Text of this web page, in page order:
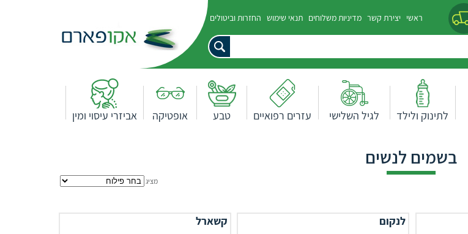
ראשי יצירת קשר מדיניות משלוחים תנאי שימוש החזרות וביטולים
לתינוק ולילד לגיל השלישי עזרים רפואיים טבע אופטיקה אביזרי עיסוי ומין
בשמים לנשים
מציג
לנקום קשארל